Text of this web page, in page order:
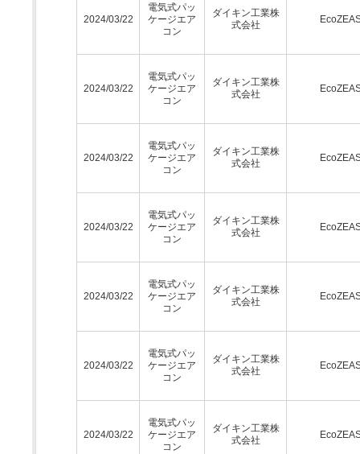
2024/03/22
電気式パッ
ケージエア
コン
ダイキン工業株
式会社
2024/03/22
電気式パッ
ケージエア
コン
ダイキン工業株
式会社
2024/03/22
電気式パッ
ケージエア
コン
ダイキン工業株
式会社
2024/03/22
電気式パッ
ケージエア
コン
ダイキン工業株
式会社
2024/03/22
電気式パッ
ケージエア
コン
ダイキン工業株
式会社
2024/03/22
電気式パッ
ケージエア
コン
ダイキン工業株
式会社
2024/03/22
電気式パッ
ケージエア
コン
ダイキン工業株
式会社